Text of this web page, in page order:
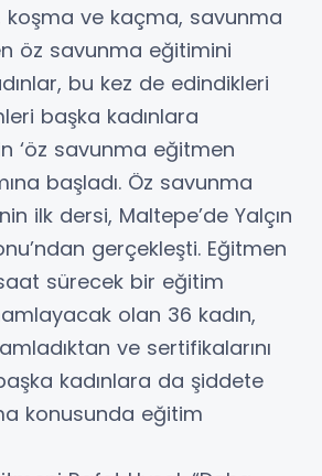
koşma ve kaçma, savunma
öz savunma eğitimini
bu kez de edindikleri
başka kadınlara
‘öz savunma eğitmen
başladı. Öz savunma
ilk dersi, Maltepe’de Yalçın
gerçekleşti. Eğitmen
sürecek bir eğitim
olan 36 kadın,
ve sertifikalarını
kadınlara da şiddete
konusunda eğitim